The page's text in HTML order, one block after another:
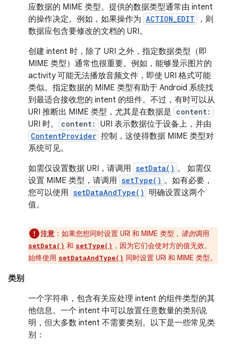
应数据的 MIME 类型。提供的数据类型通常由 intent
的操作决定。例如，如果操作为 ACTION_EDIT
，则
数据应包含要修改的文档的 URI。
创建 intent 时，除了 URI 之外，指定数据类型（即
MIME 类型）通常也很重要。例如，能够显示图片的
activity 可能无法播放音频文件，即使 URI 格式可能
类似。指定数据的 MIME 类型有助于 Android 系统找
到最适合接收您的 intent 的组件。不过，有时可以从
URI 推断出 MIME 类型，尤其是在数据是 content:
URI 时。 content: URI 表示数据位于设备上，并由
ContentProvider 控制，这使得数据 MIME 类型对
系统可见。
如需仅设置数据 URI，请调用 setData() 。 如需仅
设置 MIME 类型，请调用 setType() 。如有必要，
您可以使用 setDataAndType()
明确设置这两个
值。
注意 ：如果您想同时设置 URI 和 MIME 类型， 请勿调用
setData() 和 setType() ，因为它们会使对方的值无效。
始终使用 setDataAndType() 同时设置 URI 和 MIME 类型。
类别
一个字符串，包含有关应处理 intent 的组件类型的其
他信息。一个 intent 中可以放置任意数量的类别说
明，但大多数 intent 不需要类别。以下是一些常见类
别：